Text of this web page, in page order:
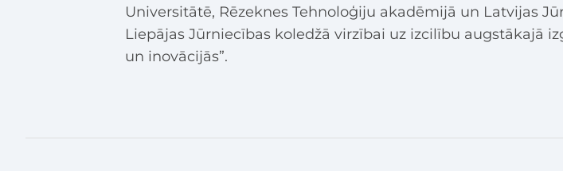
Universitātē, Rēzeknes Tehnoloģiju akadēmijā un Latvijas
Liepājas Jūrniecības koledžā virzībai uz izcilību augstākajā
un inovācijās”.